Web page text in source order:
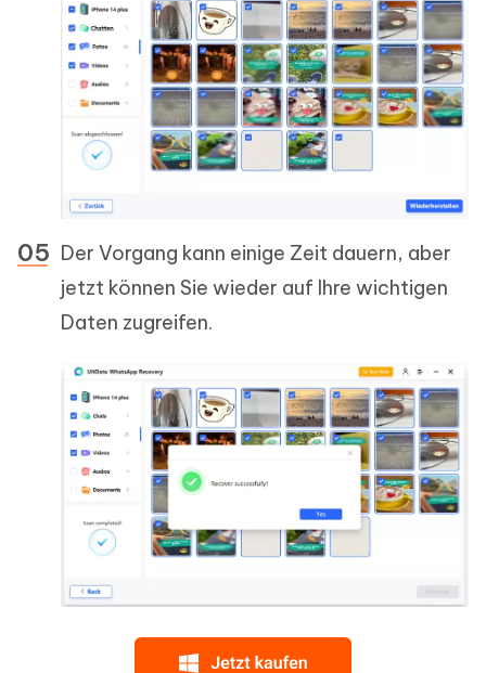
Der Vorgang kann einige Zeit dauern, aber
jetzt können Sie wieder auf Ihre wichtigen
Daten zugreifen.